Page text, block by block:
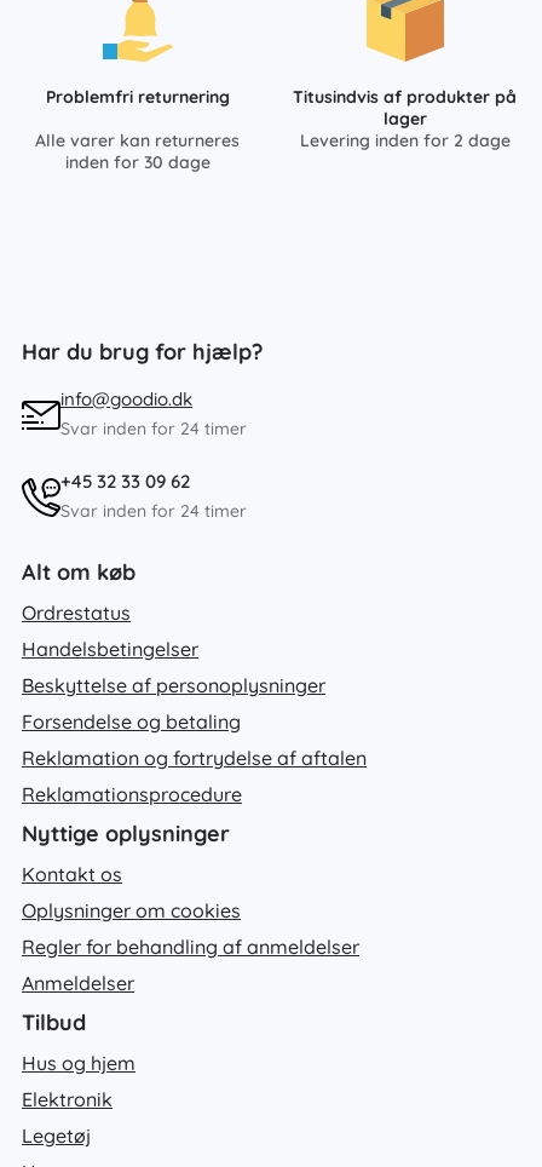
Problemfri returnering
Alle varer kan returneres
inden for 30 dage
Titusindvis af produkter på
lager
Levering inden for 2 dage
Har du brug for hjælp?
info@goodio.dk
Svar inden for 24 timer
+45 32 33 09 62
Svar inden for 24 timer
Alt om køb
Ordrestatus
Handelsbetingelser
Beskyttelse af personoplysninger
Forsendelse og betaling
Reklamation og fortrydelse af aftalen
Reklamationsprocedure
Nyttige oplysninger
Kontakt os
Oplysninger om cookies
Regler for behandling af anmeldelser
Anmeldelser
Tilbud
Hus og hjem
Elektronik
Legetøj